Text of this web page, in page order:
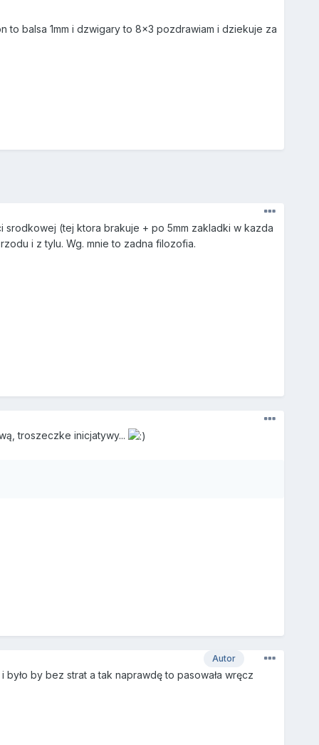
to balsa 1mm i dzwigary to 8x3 pozdrawiam i dziekuje za
(tej ktora brakuje + po 5mm zakladki w kazda
i z tylu. Wg. mnie to zadna filozofia.
troszeczke inicjatywy...
Autor
by bez strat a tak naprawdę to pasowała wręcz